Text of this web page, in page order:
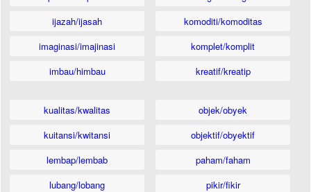
ijazah/ijasah
imaginasi/imajinasi
imbau/himbau
komoditi/komoditas
komplet/komplit
kreatif/kreatip
kualitas/kwalitas
kuitansi/kwitansi
lembap/lembab
lubang/lobang
objek/obyek
objektif/obyektif
paham/faham
pikir/fikir